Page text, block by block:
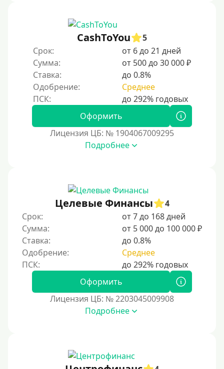
CashToYou
5
Срок:
от 6 до 21 дней
Сумма:
от 500 до 30 000 ₽
Ставка:
до 0.8%
Одобрение:
Среднее
Оформить
Лицензия ЦБ: № 1904067009295
Подробнее
Целевые Финансы
4
Срок:
от 7 до 168 дней
Сумма:
от 5 000 до 100 000 ₽
Ставка:
до 0.8%
Одобрение:
Среднее
Оформить
Лицензия ЦБ: № 2203045009908
Подробнее